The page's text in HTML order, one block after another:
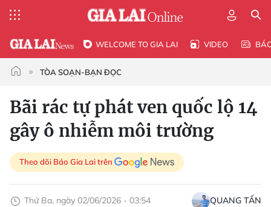
WELCOME TO GIA LAI VIDEO
TÒA SOẠN-BẠN ĐỌC
Bãi rác tự phát ven quốc lộ 14
gây ô nhiễm môi trường
Theo dõi Báo Gia Lai trên
Thứ Ba, ngày 02/06/2026 - 03:54 QUANG TẤN